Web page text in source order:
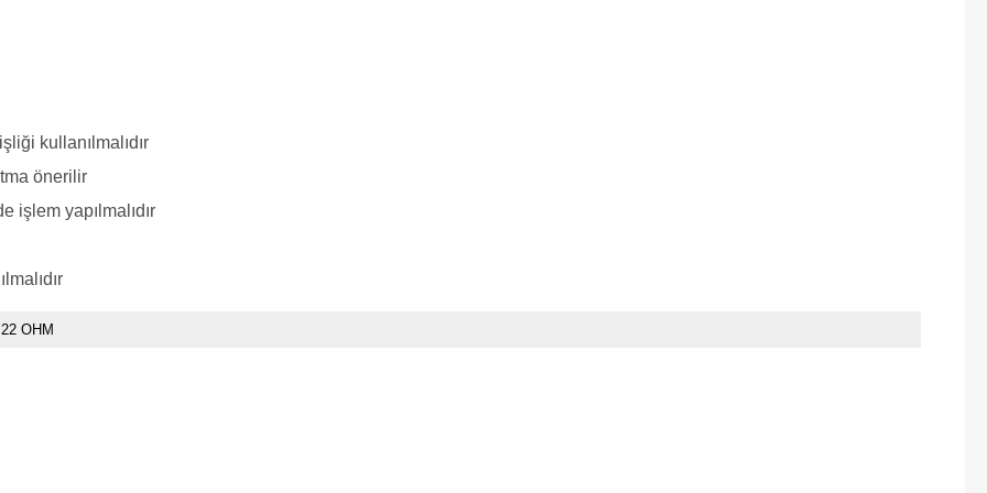
kullanılmalıdır
önerilir
işlem yapılmalıdır
OHM